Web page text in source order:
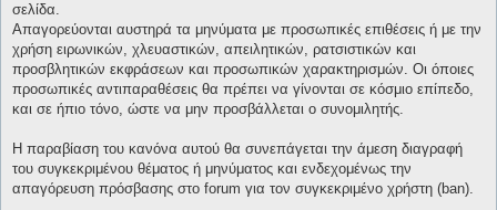
σελίδα.
Απαγορεύονται αυστηρά τα μηνύματα με προσωπικές επιθέσεις ή με την
χρήση ειρωνικών, χλευαστικών, απειλητικών, ρατσιστικών και
προσβλητικών εκφράσεων και προσωπικών χαρακτηρισμών. Οι όποιες
προσωπικές αντιπαραθέσεις θα πρέπει να γίνονται σε κόσμιο επίπεδο,
και σε ήπιο τόνο, ώστε να μην προσβάλλεται ο συνομιλητής.
Η παραβίαση του κανόνα αυτού θα συνεπάγεται την άμεση διαγραφή
του συγκεκριμένου θέματος ή μηνύματος και ενδεχομένως την
απαγόρευση πρόσβασης στο forum για τον συγκεκριμένο χρήστη (ban).